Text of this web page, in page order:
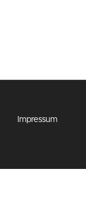
Impressum